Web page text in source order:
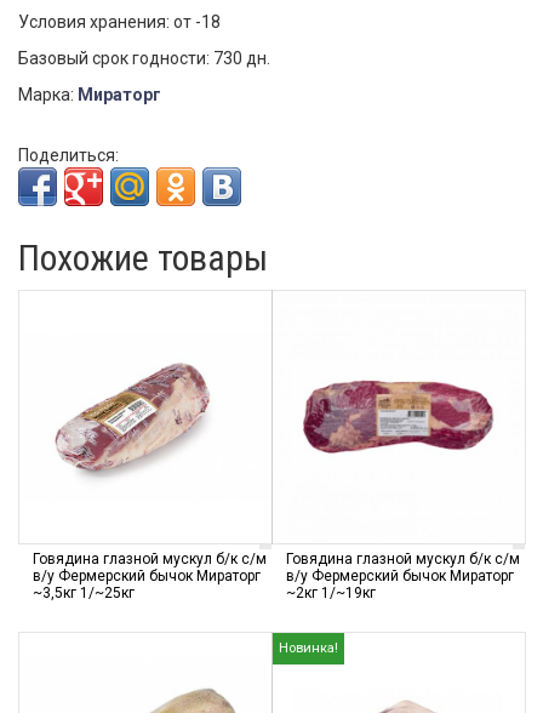
Условия хранения: от -18
Базовый срок годности: 730 дн.
Марка: Мираторг
Поделиться:
Похожие товары
Говядина глазной мускул б/к с/м
в/у Фермерский бычок Мираторг
~3,5кг 1/~25кг
Говядина глазной мускул б/к с/м
в/у Фермерский бычок Мираторг
~2кг 1/~19кг
Новинка!